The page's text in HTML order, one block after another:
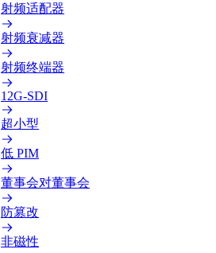
射频适配器
射频衰减器
射频终端器
12G-SDI
超小型
低 PIM
董事会对董事会
防篡改
非磁性